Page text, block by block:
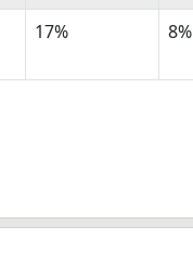
17% 8%